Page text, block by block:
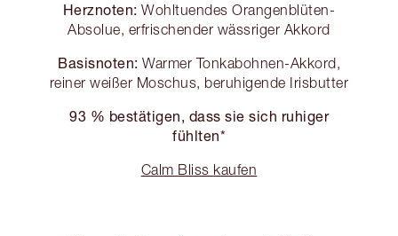
Herznoten: Wohltuendes Orangenblüten-
Absolue, erfrischender wässriger Akkord
Basisnoten: Warmer Tonkabohnen-Akkord,
reiner weißer Moschus, beruhigende Irisbutter
93 % bestätigen, dass sie sich ruhiger
fühlten*
Calm Bliss kaufen